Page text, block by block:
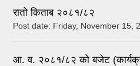
रातो किताब २०८१/८२
Post date: Friday, November 15,
आ. व. २०८१/८२ को बजेट